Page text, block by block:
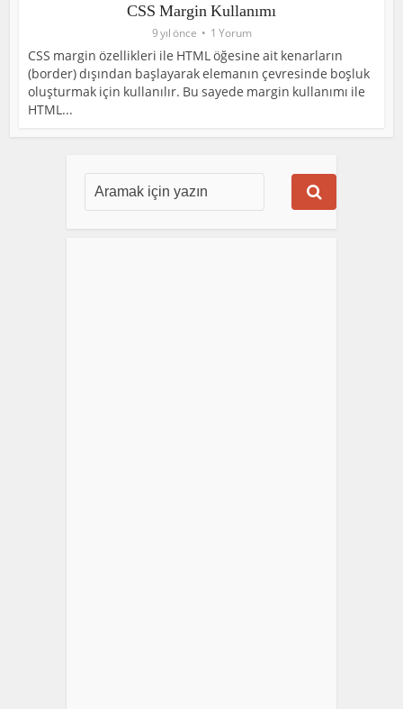
CSS Margin Kullanımı
9 yıl önce 1 Yorum
CSS margin özellikleri ile HTML öğesine ait kenarların
(border) dışından başlayarak elemanın çevresinde boşluk
oluşturmak için kullanılır. Bu sayede margin kullanımı ile
HTML...